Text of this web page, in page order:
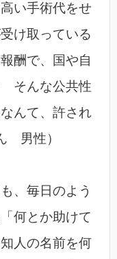
い手術代をせ
け取っている
酬で、国や自
そんな公共性
んて、許され
男性）
、毎日のよう
何とか助けて
人の名前を何